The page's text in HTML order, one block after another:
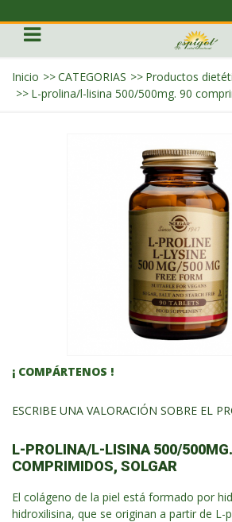
Inicio >>CATEGORIAS >> Productos
>> L-prolina/l-lisina 500/500mg. 90
¡ COMPÁRTENOS !
ESCRIBE UNA VALORACIÓN SOBRE EL
L-PROLINA/L-LISINA 500/
COMPRIMIDOS, SOLGAR
El colágeno de la piel está formado por
hidroxilisina, que se originan a partir de L-